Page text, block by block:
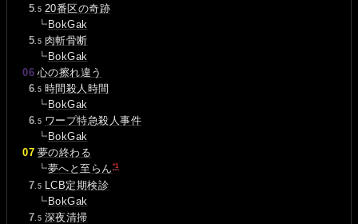
5.5 20番区の奇跡
┗ BokGak
5.5 肉斬骨断
┗ BokGak
06 心の擦れ違う
6.5 時間殺人時間
┗ BokGak
6.5 ワープ特急殺人事件
┗ BokGak
07 夢の終わる
┗夢へと至らん *1
7 .5
LCB定期検診
┗ BokGak
7 .5 深夜清掃